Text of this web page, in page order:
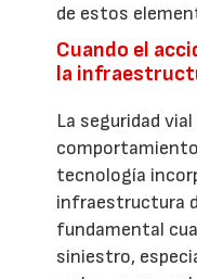
de estos
Cuando el
la
La seguridad
tecnología
infraestructura
fundamental
siniestro,